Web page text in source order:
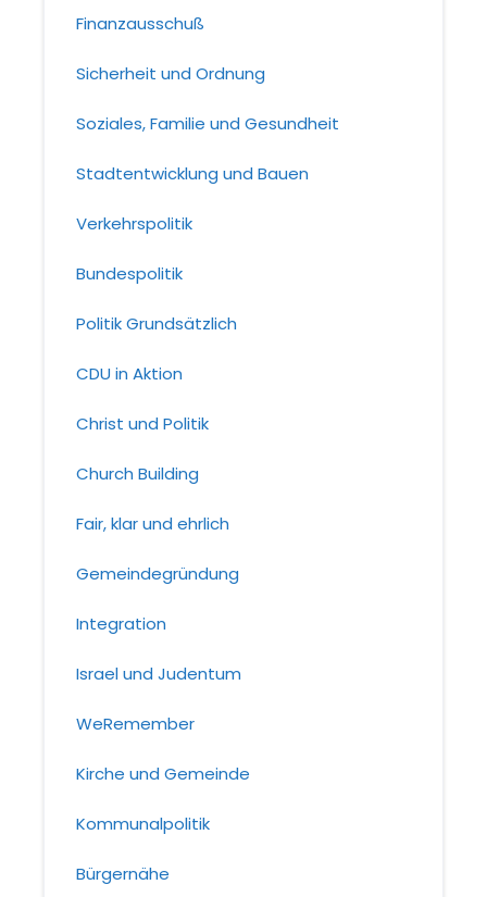
Finanzausschuß
Sicherheit und Ordnung
Soziales, Familie und Gesundheit
Stadtentwicklung und Bauen
Verkehrspolitik
Bundespolitik
Politik Grundsätzlich
CDU in Aktion
Christ und Politik
Church Building
Fair, klar und ehrlich
Gemeindegründung
Integration
Israel und Judentum
WeRemember
Kirche und Gemeinde
Kommunalpolitik
Bürgernähe